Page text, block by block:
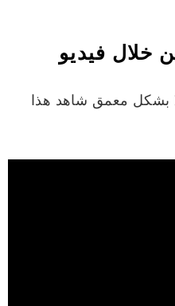
لكي تفهم Past Simple Tense بشكل معمق شاهد هذا